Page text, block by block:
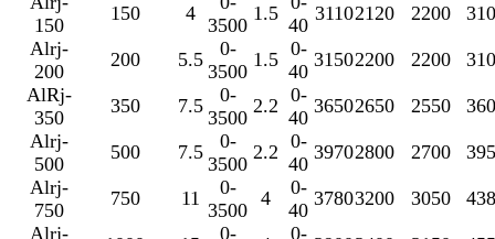
150
150 4
3500
1.5
40
31102120 2200
Alrj-
200
200 5.5
0-
3500
1.5 0-
40
31502200 2200
AlRj-
350
350 7.5
0-
3500
2.2 0-
40
36502650 2550
Alrj-
500
500 7.5
0-
3500
2.2 0-
40
39702800 2700
Alrj-
750
750 11
0-
3500
4
0-
40
37803200 3050
Alrj-
0-
0-